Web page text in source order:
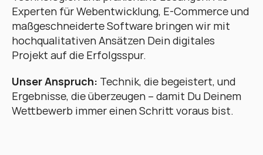
Experten für Webentwicklung, E-Commerce und
maßgeschneiderte Software bringen wir mit
hochqualitativen Ansätzen Dein digitales
Projekt auf die Erfolgsspur.
Unser Anspruch: Technik, die begeistert, und
Ergebnisse, die überzeugen – damit Du Deinem
Wettbewerb immer einen Schritt voraus bist.